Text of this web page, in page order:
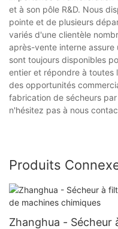
et à son pôle R&D. Nous
pointe et de plusieurs
variés d'une clientèle
après-vente interne
sont toujours disponibles
entier et répondre à toutes
des opportunités
fabrication de sécheurs
n'hésitez pas à nous
Produits
Zhanghua - Sécheur